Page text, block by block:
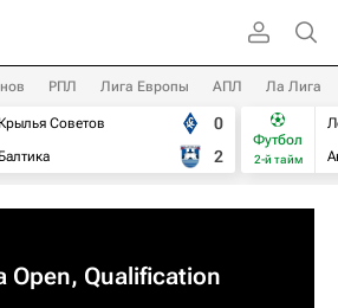
РПЛ Лига Европы АПЛ Ла Лига
Крылья Советов
Балтика
0
2
Футбол
2-й тайм
Open, Qualification